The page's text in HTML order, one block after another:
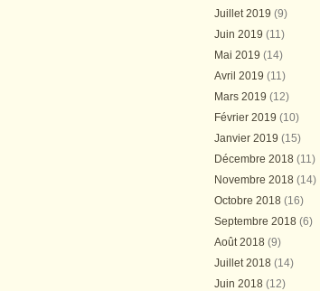
Juillet 2019 (9)
Juin 2019 (11)
Mai 2019 (14)
Avril 2019 (11)
Mars 2019 (12)
Février 2019 (10)
Janvier 2019 (15)
Décembre 2018 (11)
Novembre 2018 (14)
Octobre 2018 (16)
Septembre 2018 (6)
Août 2018 (9)
Juillet 2018 (14)
Juin 2018 (12)